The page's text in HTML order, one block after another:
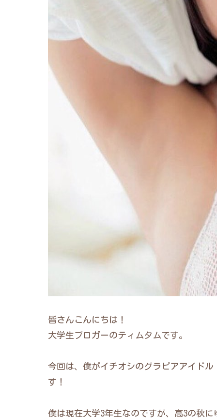
皆さんこんにちは！
大学生ブロガーのティムタムです。
今回は、僕がイチオシのグラビアアイドル
す！
僕は現在大学3年生なのですが、高3の秋